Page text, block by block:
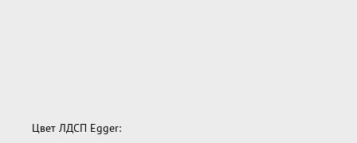
Цвет ЛДСП Egger: